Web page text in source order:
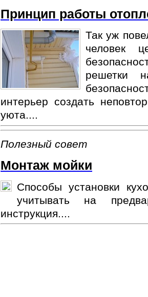
Принцип работы
Так уж
человек
решетки
интерьер создать
уюта....
Полезный совет
Монтаж мойки
Способы установки
учитывать на
инструкция....